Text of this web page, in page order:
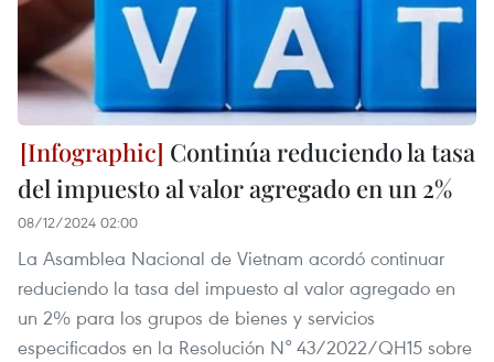
Continúa reduciendo la tasa
del impuesto al valor agregado en un 2%
08/12/2024 02:00
La Asamblea Nacional de Vietnam acordó continuar
reduciendo la tasa del impuesto al valor agregado en
un 2% para los grupos de bienes y servicios
especificados en la Resolución N° 43/2022/QH15 sobre